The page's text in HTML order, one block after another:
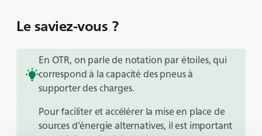
Le saviez-vous ?
En OTR, on parle de notation par étoiles, qui
correspond à la capacité des pneus à
supporter des charges.
Pour faciliter et accélérer la mise en place de
sources d'énergie alternatives, il est important